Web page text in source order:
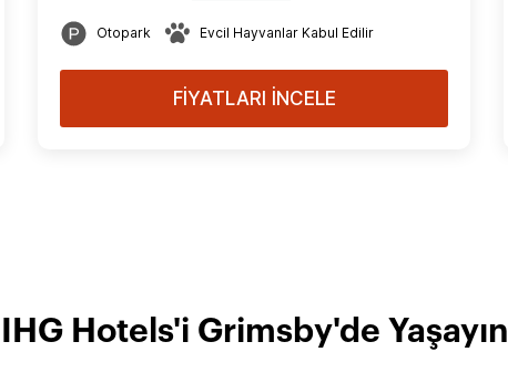
Otopark Evcil Hayvanlar Kabul Edilir
FİYATLARI İNCELE
IHG Hotels'i Grimsby'de Yaşayın